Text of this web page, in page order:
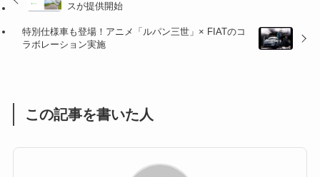
(47)
(1)
(16)
スが提供開始
特別仕様車も登場！アニメ「ルパン三世」× FIATのコ
ラボレーション実施
この記事を書いた人